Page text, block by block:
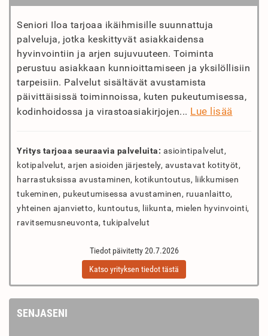
Seniori Iloa tarjoaa ikäihmisille suunnattuja
palveluja, jotka keskittyvät asiakkaidensa
hyvinvointiin ja arjen sujuvuuteen. Toiminta
perustuu asiakkaan kunnioittamiseen ja yksilöllisiin
tarpeisiin. Palvelut sisältävät avustamista
päivittäisissä toiminnoissa, kuten pukeutumisessa,
kodinhoidossa ja virastoasiakirjojen... Lue lisää
Yritys tarjoaa seuraavia palveluita: asiointipalvelut,
kotipalvelut, arjen asioiden järjestely, avustavat kotityöt,
harrastuksissa avustaminen, kotikuntoutus, liikkumisen
tukeminen, pukeutumisessa avustaminen, ruuanlaitto,
yhteinen ajanvietto, kuntoutus, liikunta, mielen hyvinvointi,
ravitsemusneuvonta, tukipalvelut
Tiedot päivitetty 20.7.2026
Katso yrityksen tiedot tästä
SENJASENI